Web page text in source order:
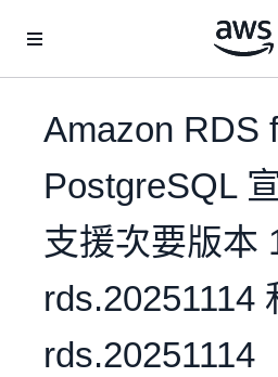
Amazon RDS
PostgreSQL
支援次要版本
rds.20251114
rds.20251114